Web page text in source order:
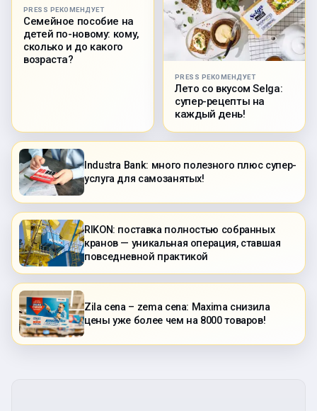
PRESS РЕКОМЕНДУЕТ
Семейное пособие на
детей по-новому: кому,
сколько и до какого
возраста?
PRESS РЕКОМЕНДУЕТ
Лето со вкусом Selga:
супер-рецепты на
каждый день!
Industra Bank: много полезного плюс супер-
услуга для самозанятых!
RIKON: поставка полностью собранных
кранов — уникальная операция, ставшая
повседневной практикой
Zila cena – zema cena: Maxima снизила
цены уже более чем на 8000 товаров!